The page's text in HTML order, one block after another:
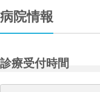
病院情報
診療受付時間